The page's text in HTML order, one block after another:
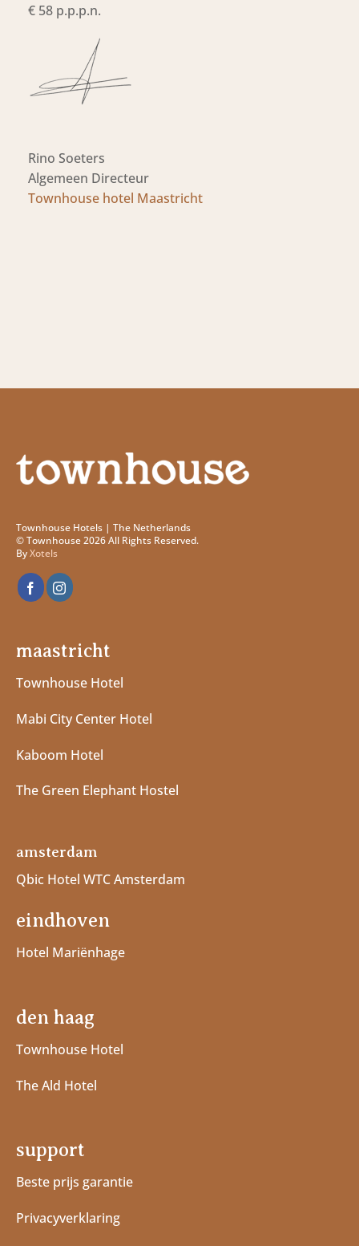
€ 58 p.p.p.n.
Rino Soeters
Algemeen Directeur
Townhouse hotel Maastricht
Townhouse Hotels | The Netherlands
© Townhouse 2026 All Rights Reserved.
ByXotels
maastricht
Townhouse Hotel
Mabi City Center Hotel
Kaboom Hotel
The Green Elephant Hostel
amsterdam
Qbic Hotel WTC Amsterdam
eindhoven
Hotel Mariënhage
den haag
Townhouse Hotel
The Ald Hotel
support
Beste prijs garantie
Privacyverklaring